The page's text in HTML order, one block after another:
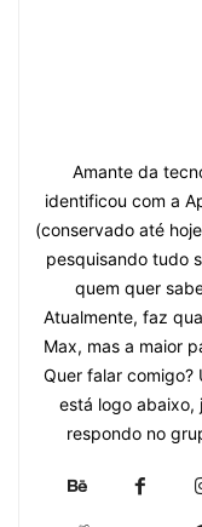
Amante da
identificou com a
(conservado até
pesquisando tudo
quem quer
Atualmente, faz
Max, mas a maior
Quer falar comigo?
está logo abaixo,
respondo no